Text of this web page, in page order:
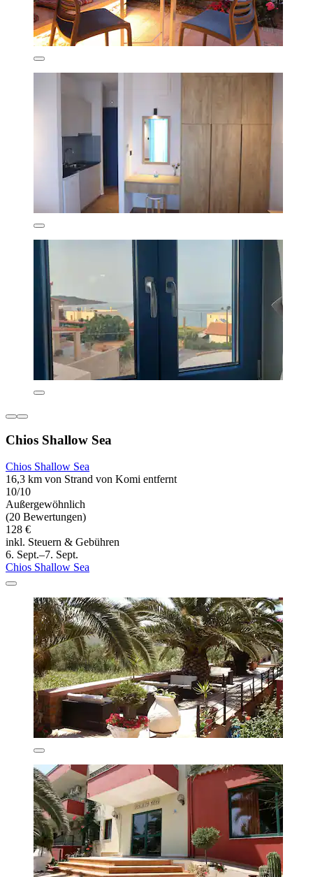
Chios Shallow Sea
Chios Shallow Sea
16,3 km von Strand von Komi entfernt
10/10
Außergewöhnlich
(20 Bewertungen)
128 €
inkl. Steuern & Gebühren
6. Sept.–7. Sept.
Chios Shallow Sea